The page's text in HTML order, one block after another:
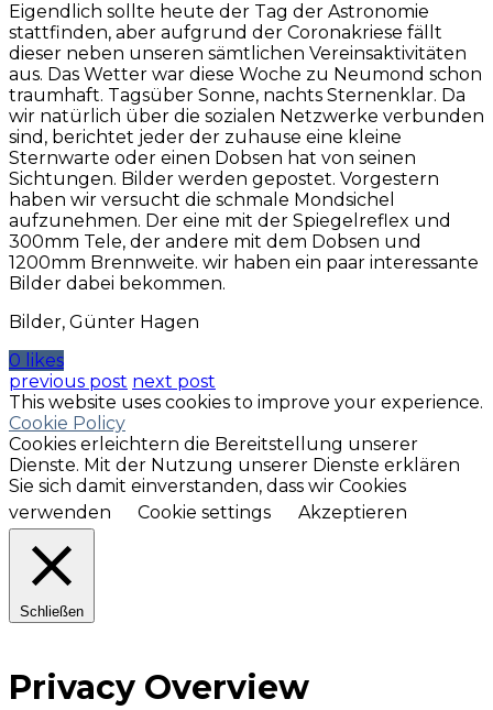
Eigendlich sollte heute der Tag der Astronomie
stattfinden, aber aufgrund der Coronakriese fällt
dieser neben unseren sämtlichen Vereinsaktivitäten
aus. Das Wetter war diese Woche zu Neumond schon
traumhaft. Tagsüber Sonne, nachts Sternenklar. Da
wir natürlich über die sozialen Netzwerke verbunden
sind, berichtet jeder der zuhause eine kleine
Sternwarte oder einen Dobsen hat von seinen
Sichtungen. Bilder werden gepostet. Vorgestern
haben wir versucht die schmale Mondsichel
aufzunehmen. Der eine mit der Spiegelreflex und
300mm Tele, der andere mit dem Dobsen und
1200mm Brennweite. wir haben ein paar interessante
Bilder dabei bekommen.
Bilder, Günter Hagen
0 likes
previous post next post
This website uses cookies to improve your experience.
Cookie Policy
Cookies erleichtern die Bereitstellung unserer
Dienste. Mit der Nutzung unserer Dienste erklären
Sie sich damit einverstanden, dass wir Cookies
verwenden
Cookie settings Akzeptieren
Schließen
Privacy Overview